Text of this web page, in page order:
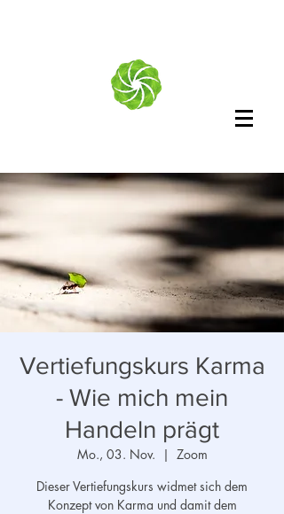
Vertiefungskurs Karma
- Wie mich mein
Handeln prägt
Mo., 03. Nov.
  |
Zoom
Dieser Vertiefungskurs widmet sich dem
Konzept von Karma und damit dem